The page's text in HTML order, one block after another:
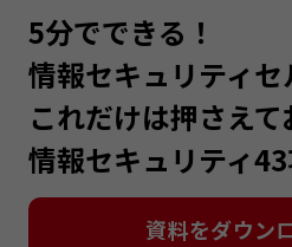
5分でできる！
情報セキュリティ
これだけは押さえ
情報セキュリティ43
資料をダウン